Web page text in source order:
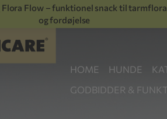
Flora Flow – funktionel snack til tarmflora
og fordøjelse
HOME HUNDE
GODBIDDER &